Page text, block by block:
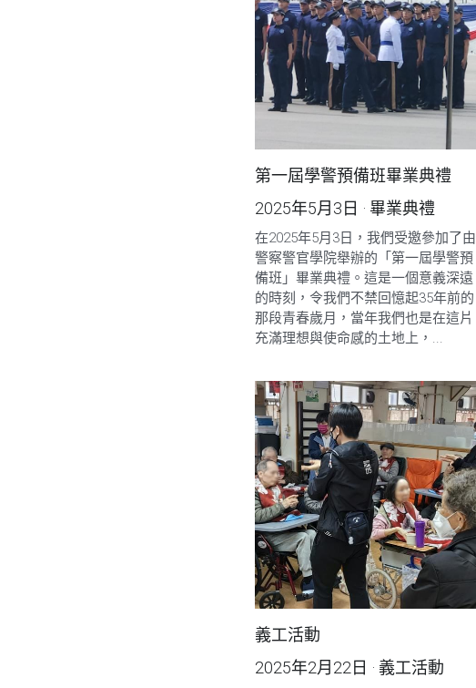
第一屆學警預備班畢業典禮
2025年5月3日 ·畢業典禮
在2025年5月3日，我們受邀參加了由
警察警官學院舉辦的「第一屆學警預
備班」畢業典禮。這是一個意義深遠
的時刻，令我們不禁回憶起35年前的
那段青春歲月，當年我們也是在這片
充滿理想與使命感的土地上，...
義工活動
2025年2月22日 · 義工活動